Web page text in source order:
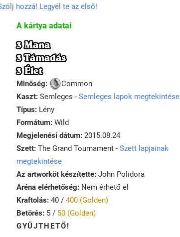
hozzá! Legyél te az első!
A kártya adatai
3 Mana
3 Támadás
3 Élet
Minőség:
Common
Kaszt: Semleges - Semleges lapok megtekintése
Típus: Lény
Formátum: Wild
Megjelenési dátum: 2015.08.24
Szett: The Grand Tournament - Szett lapjainak
megtekintése
Az artworköt készítette: John Polidora
Aréna elérhetőség: Nem érhető el
Kraftolás: 40 / 400 (Golden)
Betörés: 5 / 50 (Golden)
GYŰJTHETŐ!